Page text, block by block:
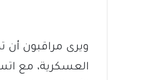
ويرى مراقبون أن
العسكرية، مع